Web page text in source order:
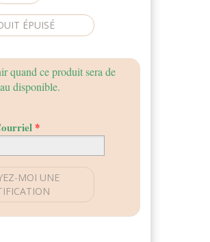
quand ce produit sera de
disponible.
*